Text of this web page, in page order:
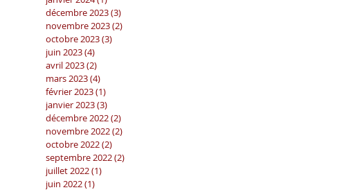
décembre 2023(3)
novembre 2023(2)
octobre 2023(3)
juin 2023(4)
avril 2023(2)
mars 2023(4)
février 2023(1)
janvier 2023(3)
décembre 2022(2)
novembre 2022(2)
octobre 2022(2)
septembre 2022(2)
juillet 2022(1)
juin 2022(1)